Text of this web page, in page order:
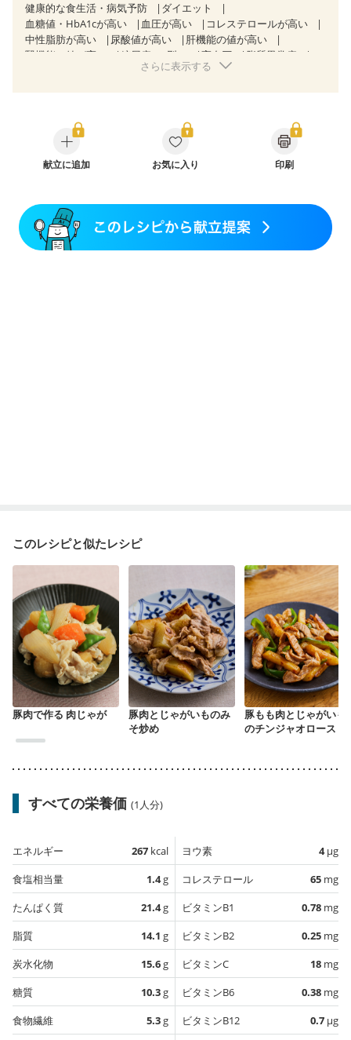
健康的な食生活・病気予防
ダイエット
血糖値・HbA1cが高い
血圧が高い
コレステロールが高い
中性脂肪が高い
尿酸値が高い
肝機能の値が高い
腎機能の値が高い
糖尿病（2型） 高血圧
脂質異常症
狭心症 心筋梗塞
糖尿病性腎症（第１期）
糖尿病性腎症（第２期）
糖尿病性腎症（第３期）
CKD（ステージ１）
CKD（ステージ２）
乳がん（抗がん剤治療中）
飲み込みにくい
妊婦健診・体重増加が気になる（初期）
妊婦健診・血圧が気になる（初期）
さらに表示する
献立に追加 お気に入り 印刷
このレシピと似たレシピ
豚肉で作る 肉じゃが
豚肉とじゃがいものみ
そ炒め
豚もも肉とじゃがいも
のチンジャオロース
すべての栄養価 (1人分)
エネルギー 267 kcal
食塩相当量
1.4g
たんぱく質
21.4g
脂質
14.1 g
炭水化物
15.6g
糖質
10.3g
食物繊維
5.3g
ヨウ素 4µg
コレステロール
65 mg
ビタミンB1
0.78 mg
ビタミンB2
0.25 mg
ビタミンC
18 mg
ビタミンB6
0.38 mg
ビタミンB12
0.7 µg